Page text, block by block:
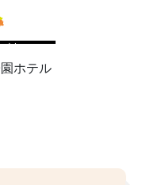
クト
ホテル